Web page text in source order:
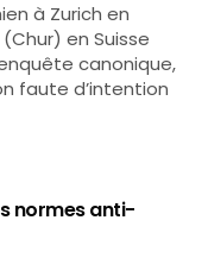
à Zurich en
en Suisse
canonique,
faute d’intention
normes anti-